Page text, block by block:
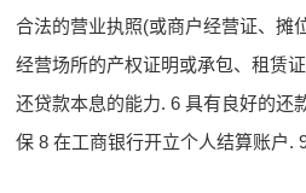
合法的营业执照(或商户经营证、摊
经营场所的产权证明或承包、租赁
还贷款本息的能力. 6 具有良好的还
保 8 在工商银行开立个人结算账户.